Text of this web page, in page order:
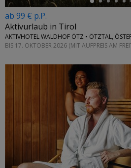
ab 99 € p.P.
Aktivurlaub in Tirol
AKTIVHOTEL WALDHOF ÖTZ • ÖTZTAL,
BIS 17. OKTOBER 2026 (MIT AUFPREIS AM